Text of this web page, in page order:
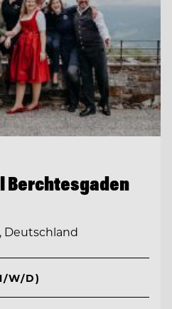
Berchtesgaden
Deutschland
W/D)